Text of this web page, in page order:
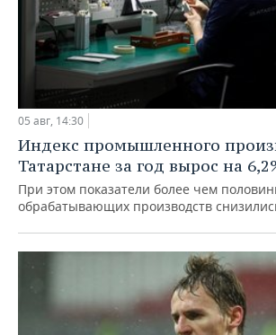
05 авг, 14:30
Индекс промышленного
Татарстане за год вырос на
При этом показатели более чем
обрабатывающих производств